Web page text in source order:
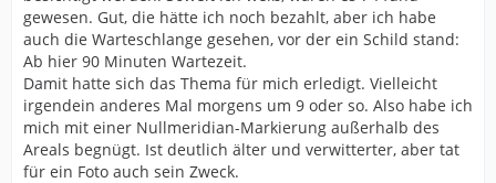
gewesen. Gut, die hätte ich noch bezahlt, aber ich habe
auch die Warteschlange gesehen, vor der ein Schild stand:
Ab hier 90 Minuten Wartezeit.
Damit hatte sich das Thema für mich erledigt. Vielleicht
irgendein anderes Mal morgens um 9 oder so. Also habe ich
mich mit einer Nullmeridian-Markierung außerhalb des
Areals begnügt. Ist deutlich älter und verwitterter, aber tat
für ein Foto auch sein Zweck.